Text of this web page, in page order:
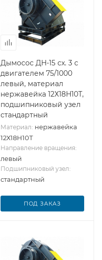
Дымосос ДН-15 сх. 3 с
двигателем 75/1000
левый, материал
нержавейка 12Х18Н10Т,
подшипниковый узел
стандартный
Материал: нержавейка
12Х18Н10Т
Направление вращения:
левый
Подшипниковый узел:
стандартный
ПОД ЗАКАЗ